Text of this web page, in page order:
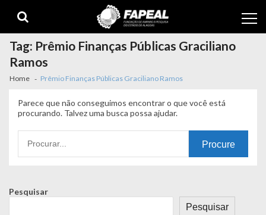
navigation
content
Tag: Prêmio Finanças Públicas Graciliano
Ramos
Home Prêmio Finanças Públicas Graciliano Ramos
Parece que não conseguimos encontrar o que você está
procurando. Talvez uma busca possa ajudar.
por:
Pesquisar
Pesquisar